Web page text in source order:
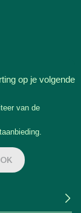
op je volgende
van de
OK